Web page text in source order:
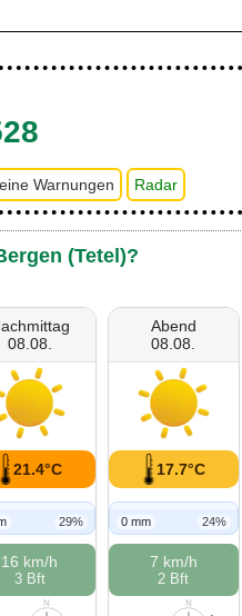
Warnungen Radar
(Tetel)?
08.08.
21.4°C
29%
16 km/h
3 Bft
N
Abend
08.08.
17.7°C
0 mm 24%
7 km/h
2 Bft
N